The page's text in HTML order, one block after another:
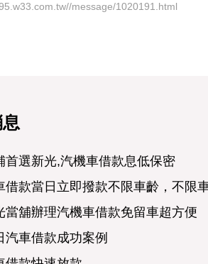
message/1020191.html
首選新光,汽機車借款息低保密
借款當日立即撥款不限車齡，不限
當舖辦理汽機車借款免留車超方便
汽車借款成功案例